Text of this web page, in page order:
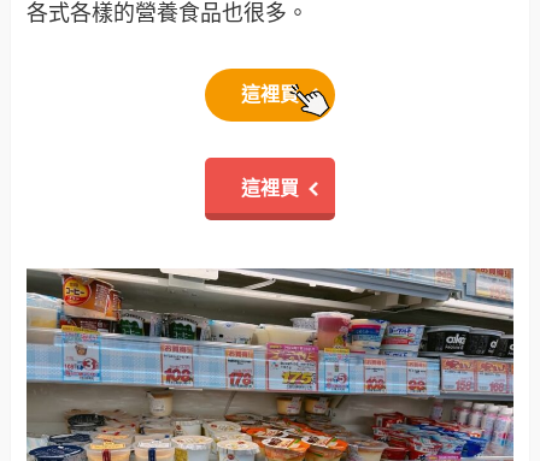
各式各樣的營養食品也很多。
這裡買
這裡買